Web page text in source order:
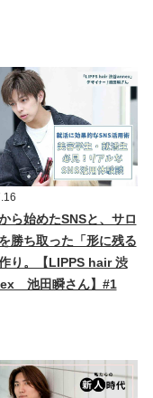
ら始めたSNSと、サロ
勝ち取った「形に残る
り。【LIPPS hair 渋
池田瞬さん】#1